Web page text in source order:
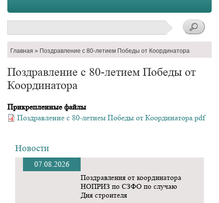
Строка
навигации
Главная Поздравление с 80-летием Победы от Координатора
Поздравление с 80-летием Победы от
Координатора
Прикрепленные файлы
Поздравление с 80-летием Победы от Координатора.pdf
Новости
07.08.2026
Поздравления от координатора
НОПРИЗ по СЗФО по случаю
Дня строителя